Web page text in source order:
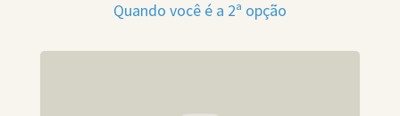
Quando você é a 2ª opção